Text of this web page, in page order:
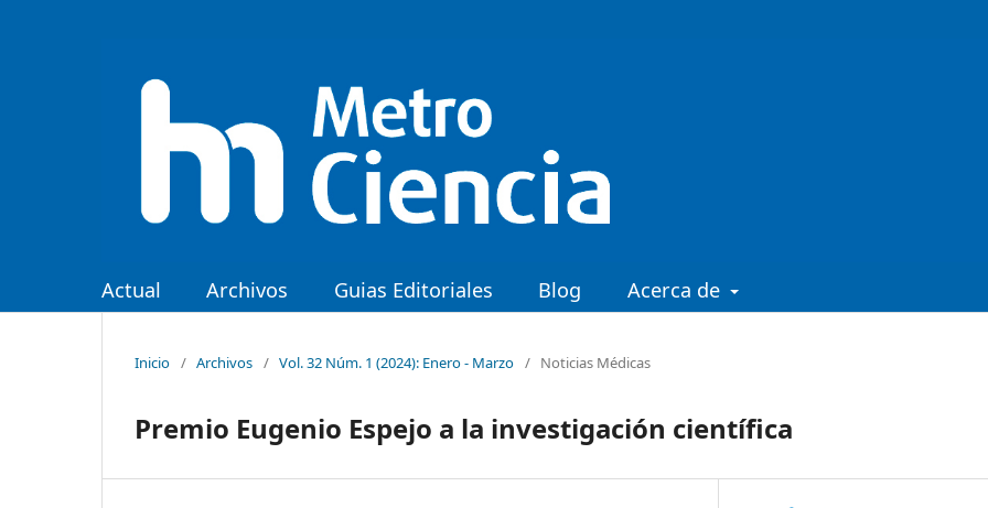
Actual Archivos Guias Editoriales Blog Acerca de
Inicio / Archivos / Vol. 32 Núm. 1 (2024): Enero - Marzo / Noticias Médicas
Premio Eugenio Espejo a la investigación científica